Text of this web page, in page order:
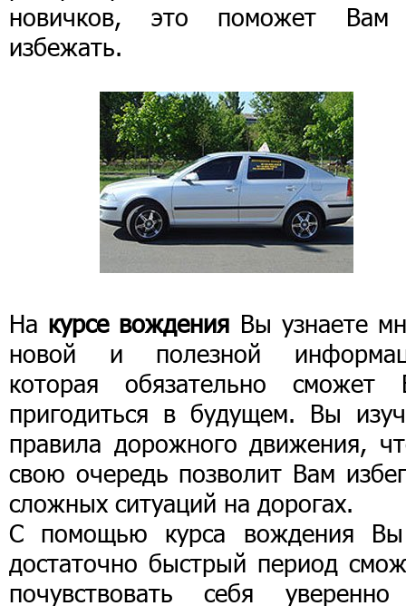
новичков, это поможет
избежать.
На курсе вождения Вы узнаете
новой и полезной
которая обязательно сможет
пригодиться в будущем. Вы
правила дорожного движения,
свою очередь позволит Вам
сложных ситуаций на дорогах.
С помощью курса вождения
достаточно быстрый период
почувствовать себя